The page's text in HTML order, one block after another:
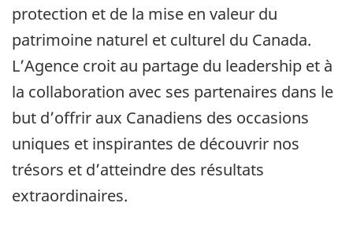
protection et de la mise en valeur du
patrimoine naturel et culturel du Canada.
L’Agence croit au partage du leadership et à
la collaboration avec ses partenaires dans le
but d’offrir aux Canadiens des occasions
uniques et inspirantes de découvrir nos
trésors et d’atteindre des résultats
extraordinaires.